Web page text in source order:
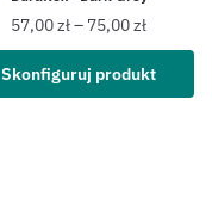
57,00zł– 75,00zł
Skonfiguruj produkt